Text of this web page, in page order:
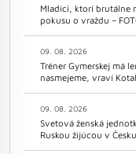
Mladíci, ktorí brutálne
pokusu o vraždu –
09. 08. 2026
Tréner Gymerskej má
nasmejeme, vraví
09. 08. 2026
Svetová ženská
Ruskou žijúcou v